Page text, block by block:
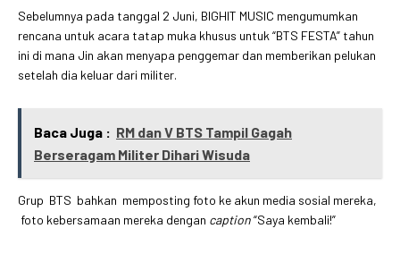
Sebelumnya pada tanggal 2 Juni, BIGHIT MUSIC mengumumkan
rencana untuk acara tatap muka khusus untuk “BTS FESTA” tahun
ini di mana Jin akan menyapa penggemar dan memberikan pelukan
setelah dia keluar dari militer.
Baca Juga : RM dan V BTS Tampil Gagah
Berseragam Militer Dihari Wisuda
Grup BTS bahkan memposting foto ke akun media sosial mereka,
foto kebersamaan mereka dengan caption“Saya kembali!”